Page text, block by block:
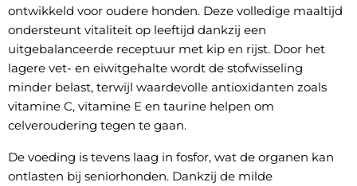
ontwikkeld voor oudere honden. Deze volledige maaltijd
ondersteunt vitaliteit op leeftijd dankzij een
uitgebalanceerde receptuur met kip en rijst. Door het
lagere vet- en eiwitgehalte wordt de stofwisseling
minder belast, terwijl waardevolle antioxidanten zoals
vitamine C, vitamine E en taurine helpen om
celveroudering tegen te gaan.
De voeding is tevens laag in fosfor, wat de organen kan
ontlasten bij seniorhonden. Dankzij de milde